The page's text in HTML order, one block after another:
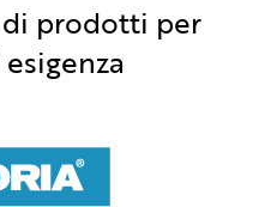
prodotti per